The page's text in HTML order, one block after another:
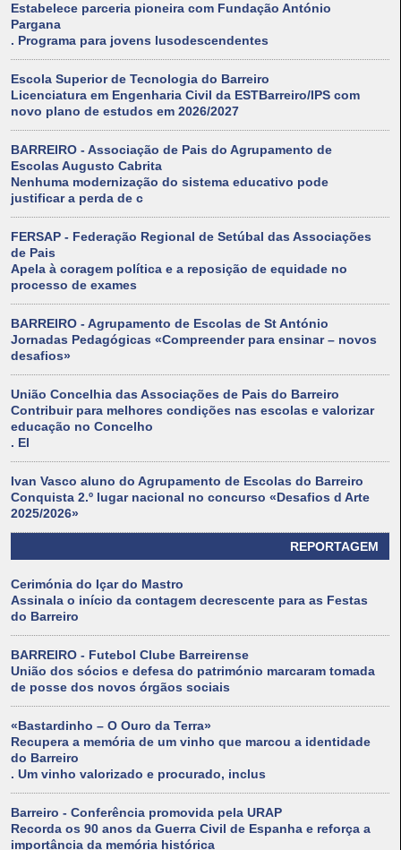
Estabelece parceria pioneira com Fundação António
Pargana
. Programa para jovens lusodescendentes
Escola Superior de Tecnologia do Barreiro
Licenciatura em Engenharia Civil da ESTBarreiro/IPS com
novo plano de estudos em 2026/2027
BARREIRO - Associação de Pais do Agrupamento de
Escolas Augusto Cabrita
Nenhuma modernização do sistema educativo pode
justificar a perda de c
FERSAP - Federação Regional de Setúbal das Associações
de Pais
Apela à coragem política e a reposição de equidade no
processo de exames
BARREIRO - Agrupamento de Escolas de St António
Jornadas Pedagógicas «Compreender para ensinar – novos
desafios»
União Concelhia das Associações de Pais do Barreiro
Contribuir para melhores condições nas escolas e valorizar
educação no Concelho
. El
Ivan Vasco aluno do Agrupamento de Escolas do Barreiro
Conquista 2.º lugar nacional no concurso «Desafios d Arte
2025/2026»
REPORTAGEM
Cerimónia do Içar do Mastro
Assinala o início da contagem decrescente para as Festas
do Barreiro
BARREIRO - Futebol Clube Barreirense
União dos sócios e defesa do património marcaram tomada
de posse dos novos órgãos sociais
«Bastardinho – O Ouro da Terra»
Recupera a memória de um vinho que marcou a identidade
do Barreiro
. Um vinho valorizado e procurado, inclus
Barreiro - Conferência promovida pela URAP
Recorda os 90 anos da Guerra Civil de Espanha e reforça a
importância da memória histórica